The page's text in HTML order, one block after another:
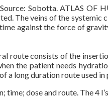
Sobotta. ATLAS
The veins of the
against the force of
route consists of the
the patient needs
a long duration route used
dose and route. The 4